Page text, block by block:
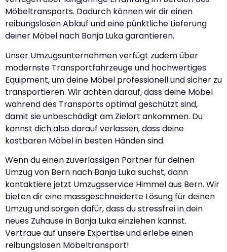
Möbeltransports. Dadurch können wir dir einen
reibungslosen Ablauf und eine pünktliche Lieferung
deiner Möbel nach Banja Luka garantieren.
Unser Umzugsunternehmen verfügt zudem über
modernste Transportfahrzeuge und hochwertiges
Equipment, um deine Möbel professionell und sicher zu
transportieren. Wir achten darauf, dass deine Möbel
während des Transports optimal geschützt sind,
damit sie unbeschädigt am Zielort ankommen. Du
kannst dich also darauf verlassen, dass deine
kostbaren Möbel in besten Händen sind.
Wenn du einen zuverlässigen Partner für deinen
Umzug von Bern nach Banja Luka suchst, dann
kontaktiere jetzt Umzugsservice Himmel aus Bern. Wir
bieten dir eine massgeschneiderte Lösung für deinen
Umzug und sorgen dafür, dass du stressfrei in dein
neues Zuhause in Banja Luka einziehen kannst.
Vertraue auf unsere Expertise und erlebe einen
reibungslosen Möbeltransport!